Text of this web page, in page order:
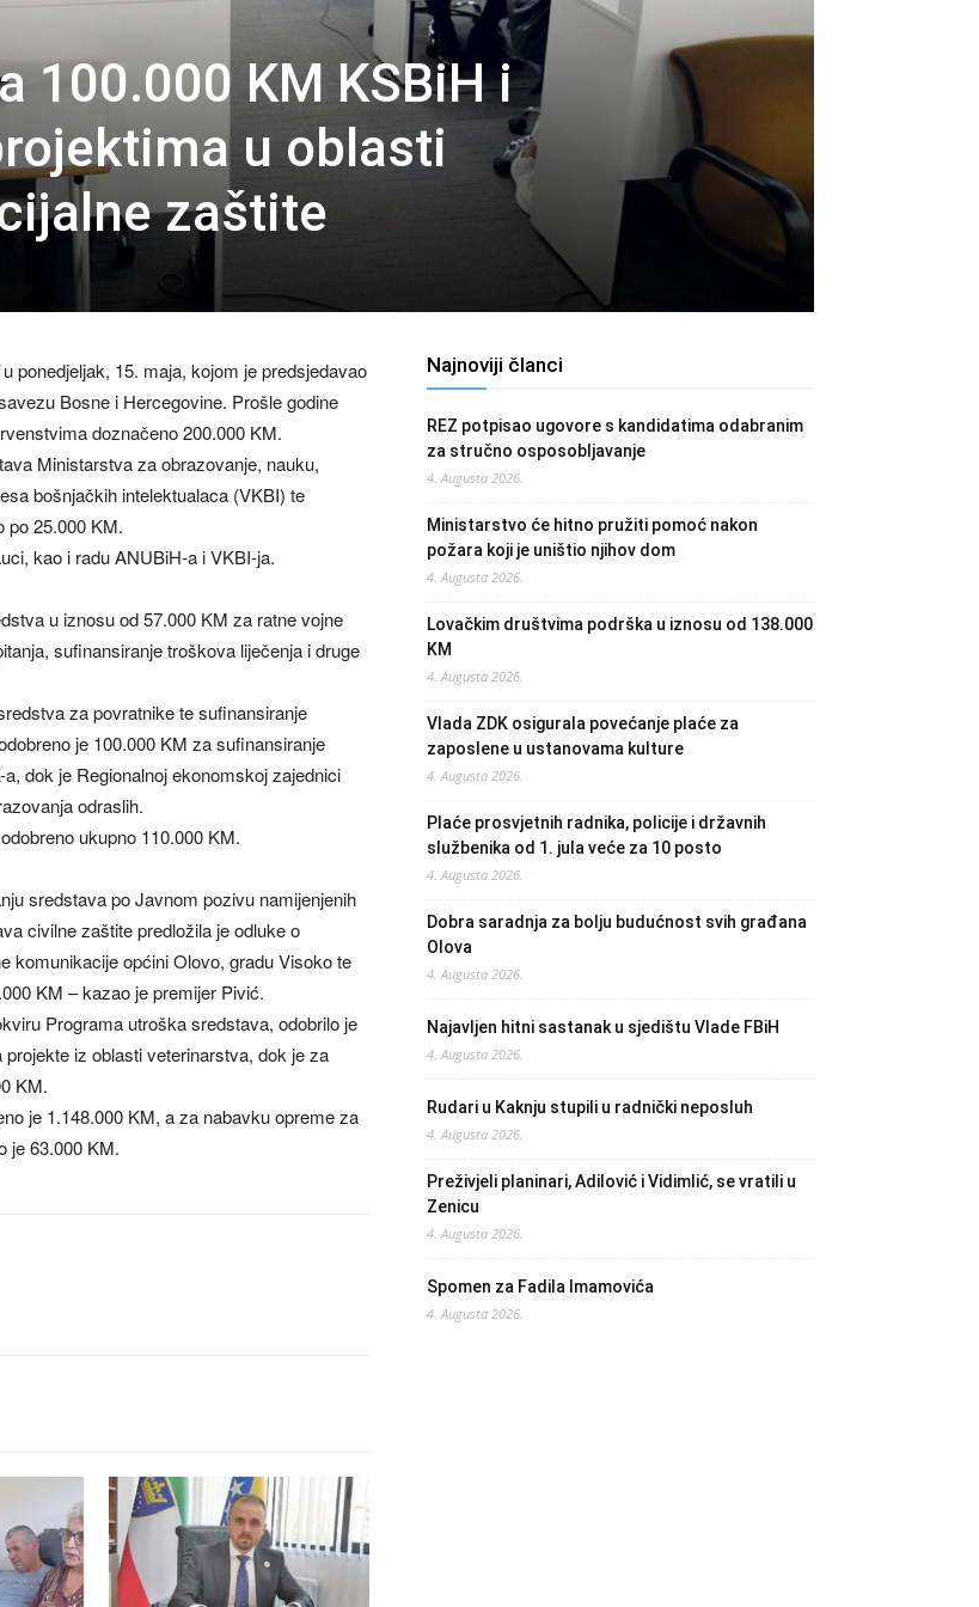
100.000 KM KSBiH i
u oblasti
zaštite
ponedjeljak, 15. maja, kojom je predsjedavao
Bosne i Hercegovine. Prošle godine
doznačeno 200.000 KM.
Ministarstva za obrazovanje, nauku,
bošnjačkih intelektualaca (VKBI) te
po 25.000 KM.
kao i radu ANUBiH-a i VKBI-ja.
u iznosu od 57.000 KM za ratne vojne
sufinansiranje troškova liječenja i druge
za povratnike te sufinansiranje
je 100.000 KM za sufinansiranje
dok je Regionalnoj ekonomskoj zajednici
odraslih.
ukupno 110.000 KM.
sredstava po Javnom pozivu namijenjenih
civilne zaštite predložila je odluke o
komunikacije općini Olovo, gradu Visoko te
KM – kazao je premijer Pivić.
Programa utroška sredstava, odobrilo je
iz oblasti veterinarstva, dok je za
KM.
je 1.148.000 KM, a za nabavku opreme za
je 63.000 KM.
Najnoviji članci
REZ potpisao ugovore s kandidatima odabranim
za stručno osposobljavanje
4. Augusta 2026.
Ministarstvo će hitno pružiti pomoć nakon
požara koji je uništio njihov dom
4. Augusta 2026.
Lovačkim društvima podrška u iznosu od 138.000
KM
4. Augusta 2026.
Vlada ZDK osigurala povećanje plaće za
zaposlene u ustanovama kulture
4. Augusta 2026.
Plaće prosvjetnih radnika, policije i državnih
službenika od 1. jula veće za 10 posto
4. Augusta 2026.
Dobra saradnja za bolju budućnost svih građana
Olova
4. Augusta 2026.
Najavljen hitni sastanak u sjedištu Vlade FBiH
4. Augusta 2026.
Rudari u Kaknju stupili u radnički neposluh
4. Augusta 2026.
Preživjeli planinari, Adilović i Vidimlić, se vratili u
Zenicu
4. Augusta 2026.
Spomen za Fadila Imamovića
4. Augusta 2026.